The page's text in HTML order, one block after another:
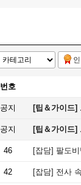
번호
공지 [팁＆가이드]
공지 [팁＆가이드]
46 [잡담] 팔도
42 [잡담] 전사